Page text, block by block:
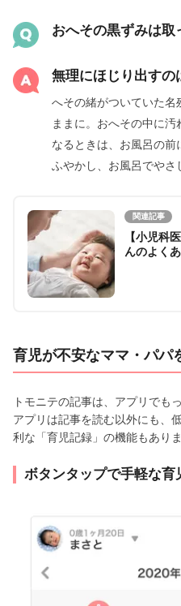
おへその黒ずみは取
無理にほじり出すの
へその緒がついていた
ままに。おへその中に
なるときは、お風呂の
ふやかし、お風呂でやさ
関連記事
【小児科
んのよく
育児が不安なママ・パパ
トモニテの記事は、アプリでも
アプリは記事を読む以外にも、
利な「育児記録」の機能もありま
ボタンタップで手軽な育